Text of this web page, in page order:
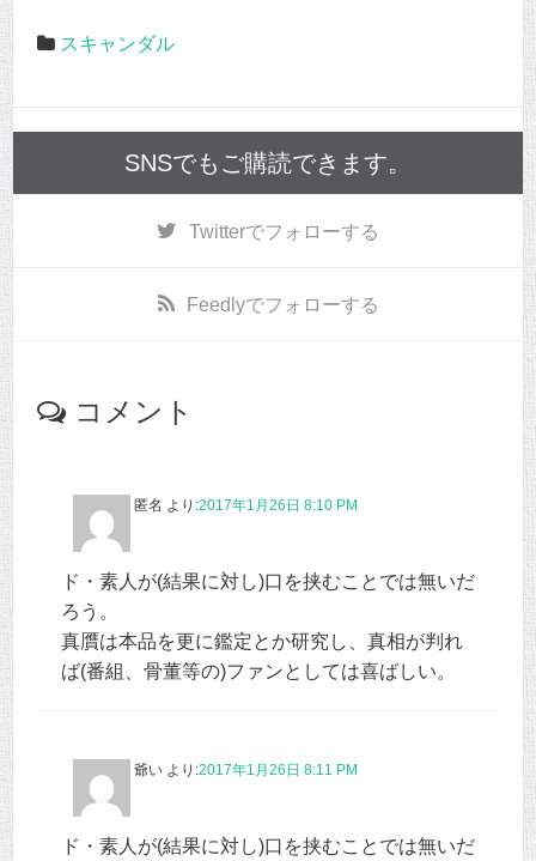
スキャンダル
SNSでもご購読できます。
Twitterでフォローする
Feedlyでフォローする
コメント
匿名 より:2017年1月26日 8:10 PM
ド・素人が(結果に対し)口を挟むことでは無いだ
ろう。
真贋は本品を更に鑑定とか研究し、真相が判れ
ば(番組、骨董等の)ファンとしては喜ばしい。
爺い より:2017年1月26日 8:11 PM
ド・素人が(結果に対し)口を挟むことでは無いだ